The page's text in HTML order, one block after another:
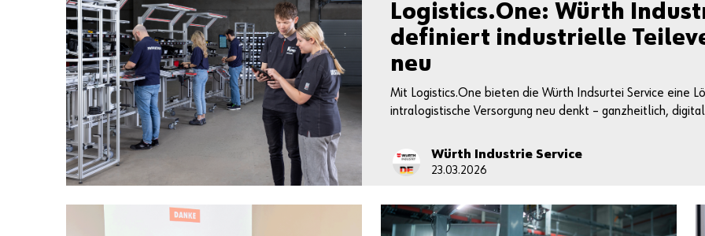
Logistics.One: Würth
definiert industrielle
neu
Mit Logistics.One bieten die Würth Indsurtei Service eine
intralogistische Versorgung neu denkt – ganzheitlich,
Würth Industrie Service
23.03.2026